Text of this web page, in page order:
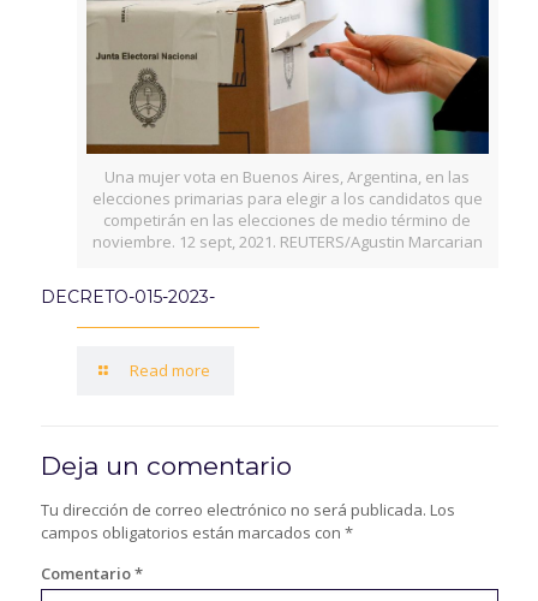
Una mujer vota en Buenos Aires, Argentina, en las
elecciones primarias para elegir a los candidatos que
competirán en las elecciones de medio término de
noviembre. 12 sept, 2021. REUTERS/Agustin Marcarian
DECRETO-015-2023-
Read more
Deja un comentario
Tu dirección de correo electrónico no será publicada. Los
campos obligatorios están marcados con *
Comentario*